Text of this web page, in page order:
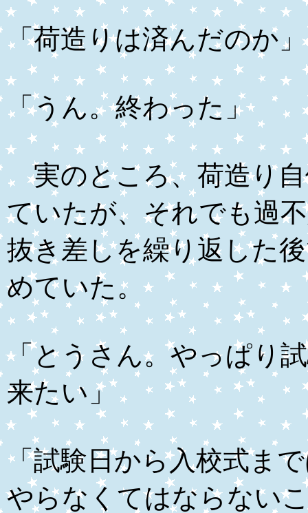
「荷造りは済んだのか」
「うん。終わった」
実のところ、荷造り自
ていたが、それでも過
抜き差しを繰り返した
めていた。
「とうさん。やっぱり
来たい」
「試験日から入校式ま
やらなくてはならない